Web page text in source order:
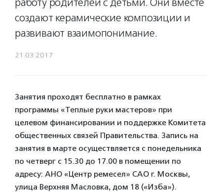
создают керамические композиции и
развивают взаимопонимание.
21.03.2017
Занятия проходят бесплатно в рамках
программы «Теплые руки мастеров» при
целевом финансировании и поддержке Комитета
общественных связей Правительства. Запись на
занятия в марте осуществляется с понедельника
по четверг с 15.30 до 17.00 в помещении по
адресу: АНО «Центр ремесел» САО г. Москвы,
улица Верхняя Масловка, дом 18 («Изба»).